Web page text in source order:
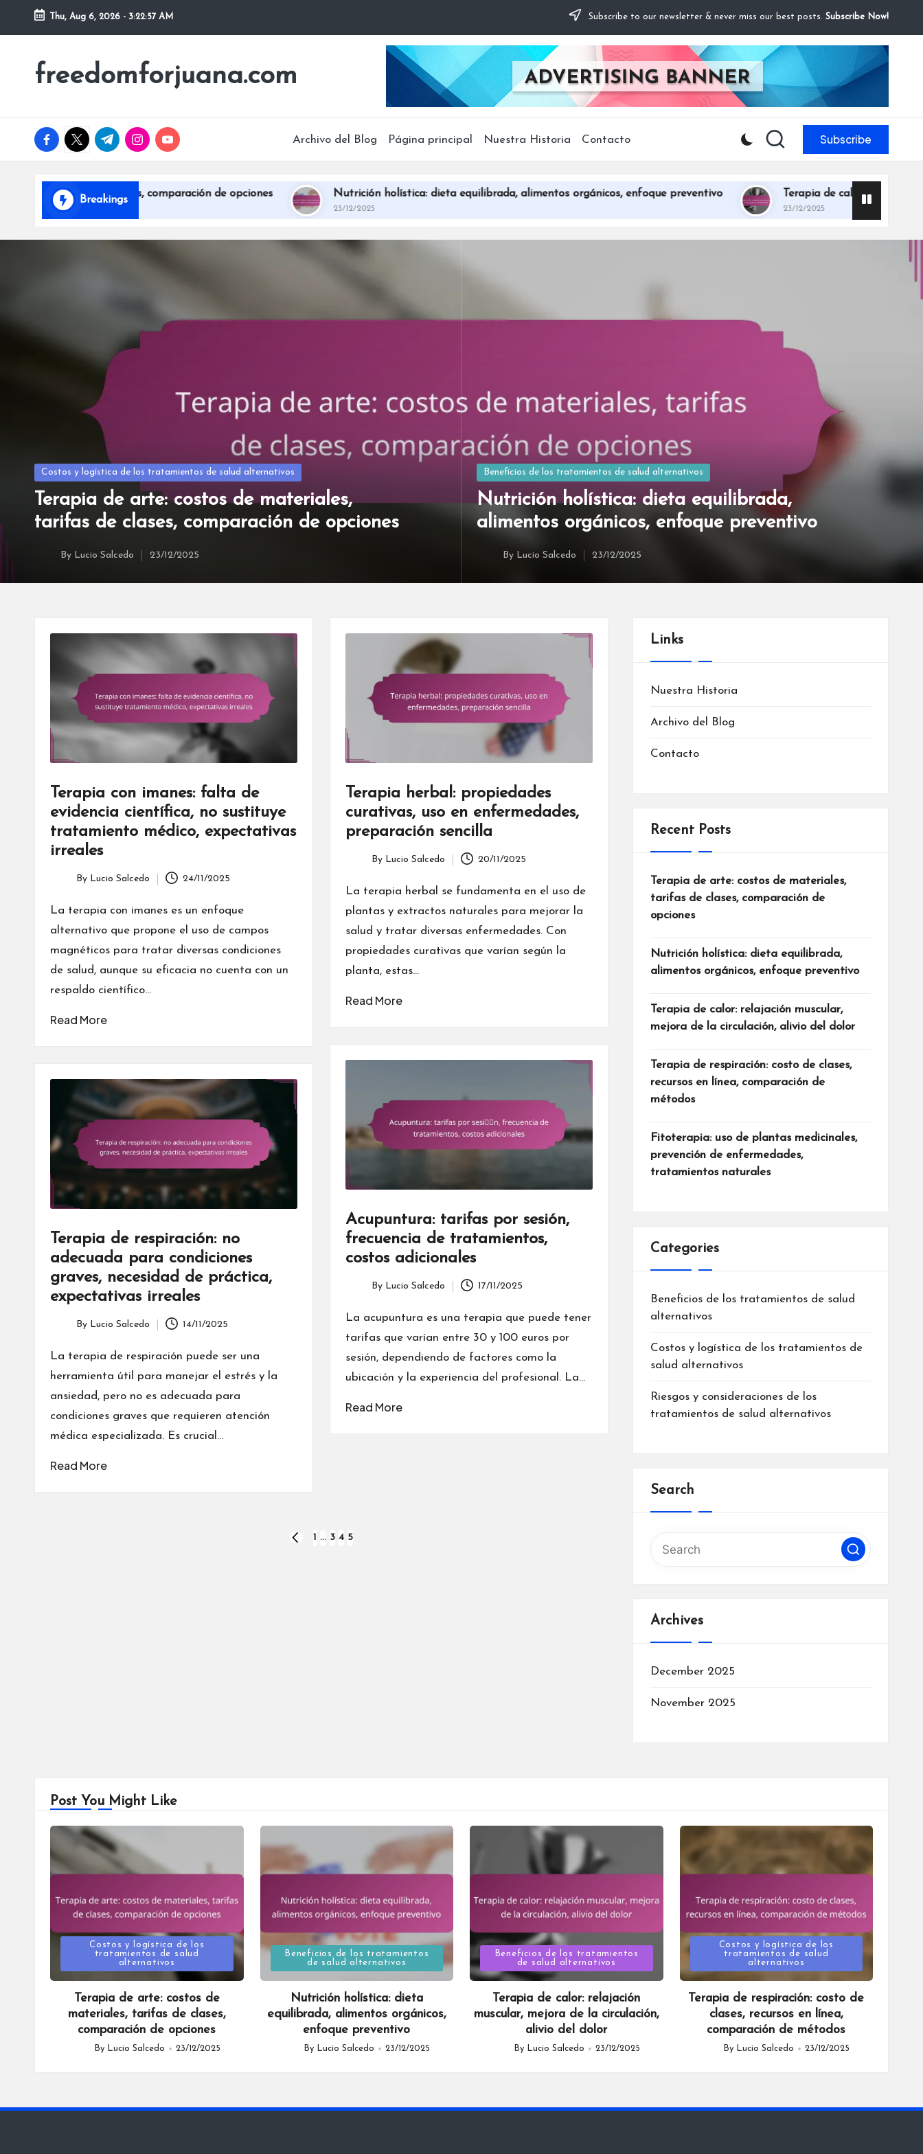
Skip
content
Thu, Aug 6, 2026 - 3:22:58 AM Subscribe to our newsletter & never miss our best posts. Subscribe Now!
freedomforjuana.com
facebook.com
twitter.com
t.me instagram.com
youtube.com Archivo del Blog Página principal Nuestra Historia Contacto Subscribe
Breakings
tarifas de clases, comparación de opciones Nutrición holística: dieta equilibrada, alimentos orgánicos, enfoque preventivo
23/12/2025
Terapia de calor: relajación muscular,
23/12/2025
Posted
Costos y logística de los tratamientos de salud alternativos
Terapia de arte: costos de materiales,
tarifas de clases, comparación de opciones
By Lucio Salcedo 23/12/2025
Posted
Beneficios de los tratamientos de salud alternativos
Nutrición holística: dieta equilibrada,
alimentos orgánicos, enfoque preventivo
By Lucio Salcedo 23/12/2025
Terapia con imanes: falta de
evidencia científica, no sustituye
tratamiento médico, expectativas
irreales
by
By Lucio Salcedo 24/11/2025
La terapia con imanes es un enfoque
alternativo que propone el uso de campos
magnéticos para tratar diversas condiciones
de salud, aunque su eficacia no cuenta con un
respaldo científico…
Read More
Terapia herbal: propiedades
curativas, uso en enfermedades,
preparación sencilla
by
By Lucio Salcedo 20/11/2025
La terapia herbal se fundamenta en el uso de
plantas y extractos naturales para mejorar la
salud y tratar diversas enfermedades. Con
propiedades curativas que varían según la
planta, estas…
Read More
Acupuntura: tarifas por sesión,
frecuencia de tratamientos,
costos adicionales
by
By Lucio Salcedo 17/11/2025
La acupuntura es una terapia que puede tener
tarifas que varían entre 30 y 100 euros por
sesión, dependiendo de factores como la
ubicación y la experiencia del profesional. La…
Read More
Terapia de respiración: no
adecuada para condiciones
graves, necesidad de práctica,
expectativas irreales
by
By Lucio Salcedo 14/11/2025
La terapia de respiración puede ser una
herramienta útil para manejar el estrés y la
ansiedad, pero no es adecuada para
condiciones graves que requieren atención
médica especializada. Es crucial…
Read More
PREVIOUS
1 … 3 4 5
Links
Nuestra Historia
Archivo del Blog
Contacto
Recent Posts
Terapia de arte: costos de materiales,
tarifas de clases, comparación de
opciones
Nutrición holística: dieta equilibrada,
alimentos orgánicos, enfoque preventivo
Terapia de calor: relajación muscular,
mejora de la circulación, alivio del dolor
Terapia de respiración: costo de clases,
recursos en línea, comparación de
métodos
Fitoterapia: uso de plantas medicinales,
prevención de enfermedades,
tratamientos naturales
Categories
Beneficios de los tratamientos de salud
alternativos
Costos y logística de los tratamientos de
salud alternativos
Riesgos y consideraciones de los
tratamientos de salud alternativos
Search
Archives
December 2025
November 2025
Post You Might Like
PostedCostos y logística de los
tratamientos de salud
alternativos
Terapia de arte: costos de
materiales, tarifas de clases,
comparación de opciones
Posted
By Lucio Salcedo 23/12/2025
Posted
in
Beneficios de los tratamientos
de salud alternativos
Nutrición holística: dieta
equilibrada, alimentos orgánicos,
enfoque preventivo
Posted
By Lucio Salcedo 23/12/2025
Posted
in
Beneficios de los tratamientos
de salud alternativos
Terapia de calor: relajación
muscular, mejora de la circulación,
alivio del dolor
Posted
By Lucio Salcedo 23/12/2025
PostedCostos y logística de los
tratamientos de salud
alternativos
Terapia de respiración: costo de
clases, recursos en línea,
comparación de métodos
Posted
By Lucio Salcedo 23/12/2025